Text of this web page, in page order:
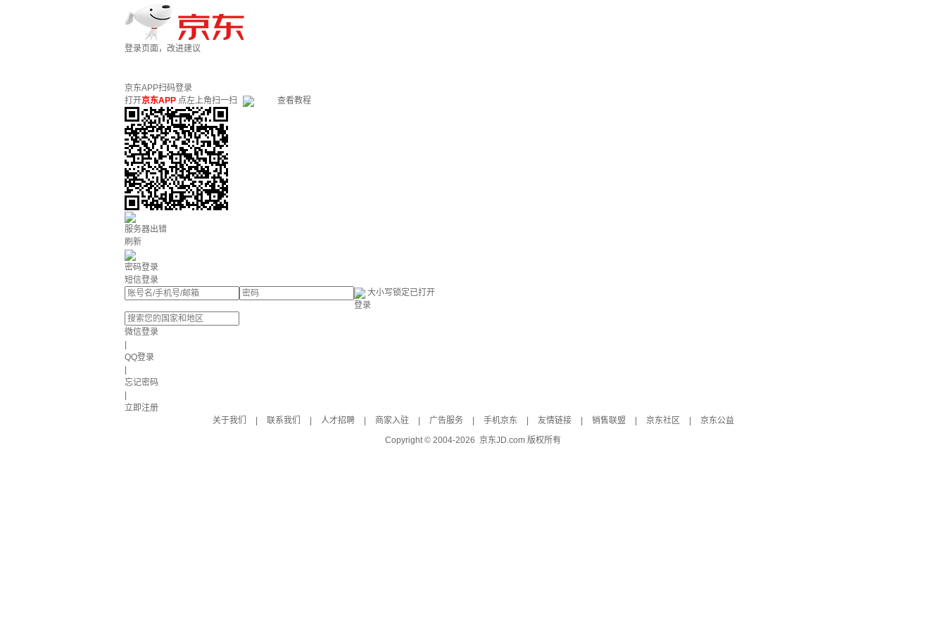
登录页面，改进建议
京东APP扫码登录
打开京东APP 点左上角扫一扫 查看教程
服务器出错
刷新
密码登录
短信登录
大小写锁定已打开
登录
微信登录
QQ登录
忘记密码
立即注册
关于我们
联系我们 人才招聘 商家入驻 广告服务 手机京东 友情链接 销售联盟 京东社区
京东公益
Copyright © 2004-2026 京东JD.com 版权所有